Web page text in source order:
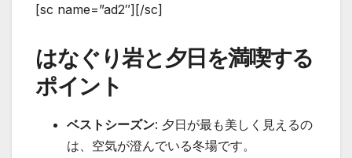
[sc name=”ad2″][/sc]
はなぐり岩と夕日を満喫する
ポイント
ベストシーズン: 夕日が最も美しく見えるの
は、空気が澄んでいる冬場です。